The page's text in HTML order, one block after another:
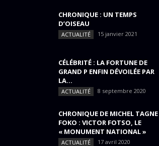
CHRONIQUE : UN TEMPS
D’OISEAU
ACTUALITÉ 15 janvier 2021
CÉLÉBRITÉ : LA FORTUNE DE
GRAND P ENFIN DÉVOILÉE PAR
LA...
ACTUALITÉ 8 septembre 2020
CHRONIQUE DE MICHEL TAGNE
FOKO : VICTOR FOTSO, LE
« MONUMENT NATIONAL »
ACTUALITÉ 17 avril 2020